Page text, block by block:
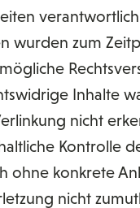
wurden zum
Inhalte
nicht
Kontrolle
ohne konkrete
nicht